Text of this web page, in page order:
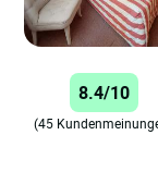
8.4/10
(45